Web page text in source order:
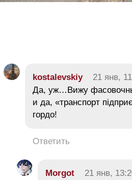
kostalevskiy 21 янв,
Да, уж…Вижу
и да, «транспорт
гордо!
Ответить
Morgot 21 янв,